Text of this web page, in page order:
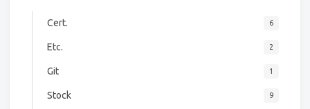
Cert. 6
Etc. 2
Git 1
Stock 9